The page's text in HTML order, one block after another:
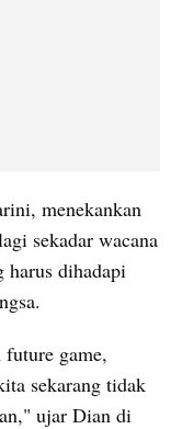
menekankan
sekadar wacana
harus dihadapi
game,
sekarang tidak
ujar Dian di